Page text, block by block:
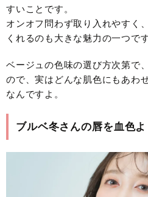
すいことです。
オンオフ問わず取り入れやすく
くれるのも大きな魅力の一つです
ベージュの色味の選び方次第で
ので、実はどんな肌色にもあわ
なんですよ。
ブルベ冬さんの唇を血色